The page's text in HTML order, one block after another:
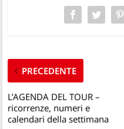
PRECEDENTE
L’AGENDA DEL TOUR –
ricorrenze, numeri e
calendari della settimana